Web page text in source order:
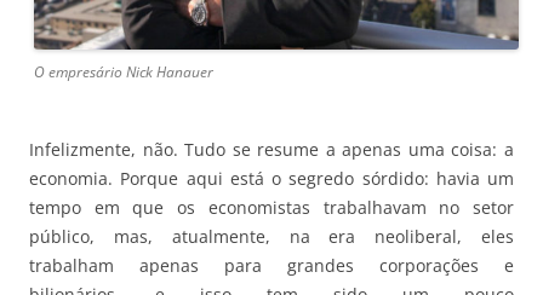
O empresário Nick Hanauer
Infelizmente, não. Tudo se resume a apenas uma coisa: a
economia. Porque aqui está o segredo sórdido: havia um
tempo em que os economistas trabalhavam no setor
público, mas, atualmente, na era neoliberal, eles
trabalham apenas para grandes corporações e